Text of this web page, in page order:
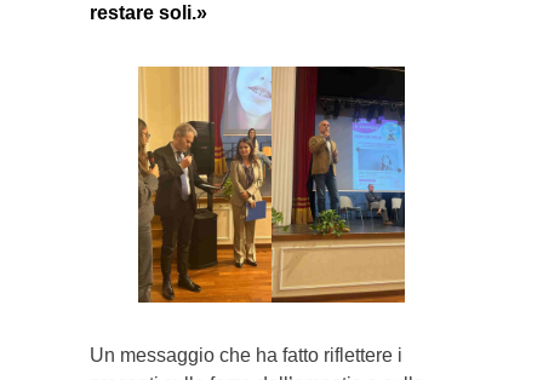
restare soli.»
Un messaggio che ha fatto riflettere i